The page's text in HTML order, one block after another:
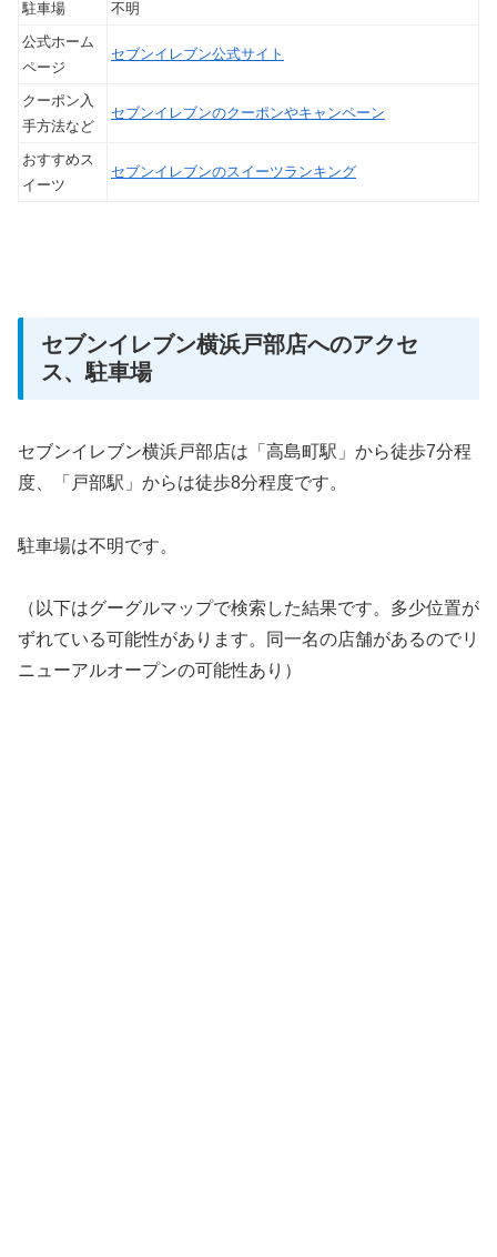
駐車場
不明
公式ホーム
ページ
セブンイレブン公式サイト
クーポン入
手方法など
セブンイレブンのクーポンやキャンペーン
おすすめス
イーツ
セブンイレブンのスイーツランキング
セブンイレブン横浜戸部店へのアクセ
ス、駐車場
セブンイレブン横浜戸部店は「高島町駅」から徒歩7分程
度、「戸部駅」からは徒歩8分程度です。
駐車場は不明です。
（以下はグーグルマップで検索した結果です。多少位置が
ずれている可能性があります。同一名の店舗があるのでリ
ニューアルオープンの可能性あり）